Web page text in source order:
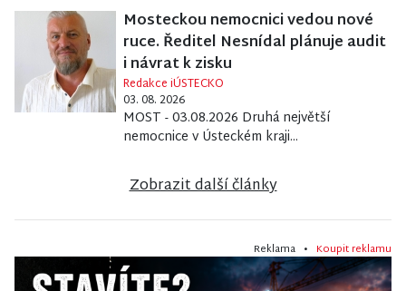
Mosteckou nemocnici vedou nové
ruce. Ředitel Nesnídal plánuje audit
i návrat k zisku
Redakce iÚSTECKO
03. 08. 2026
MOST - 03.08.2026 Druhá největší
nemocnice v Ústeckém kraji...
Zobrazit další články
Reklama • Koupit reklamu